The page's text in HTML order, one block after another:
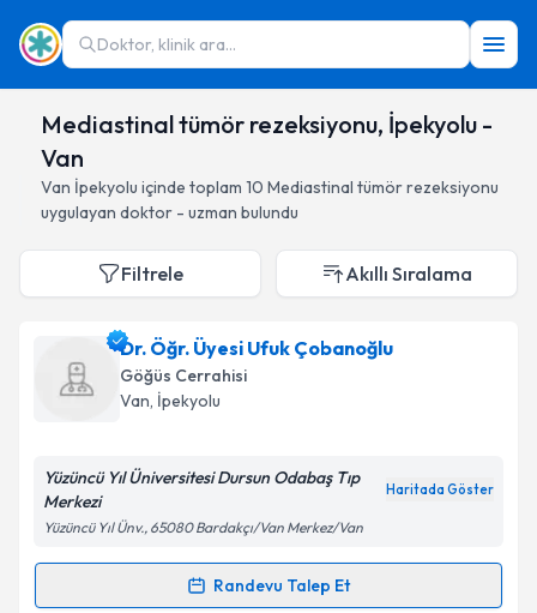
Doktor, klinik ara...
Mediastinal tümör rezeksiyonu, İpekyolu -
Van
Van İpekyolu içinde toplam 10 Mediastinal tümör rezeksiyonu
uygulayan doktor - uzman bulundu
Filtrele Akıllı Sıralama
Dr. Öğr. Üyesi Ufuk Çobanoğlu
Göğüs Cerrahisi
Van, İpekyolu
Yüzüncü Yıl Üniversitesi Dursun Odabaş Tıp
Merkezi
Haritada Göster
Yüzüncü Yıl Ünv., 65080 Bardakçı/Van Merkez/Van
Randevu Talep Et
Randevu Takvimi Talebi